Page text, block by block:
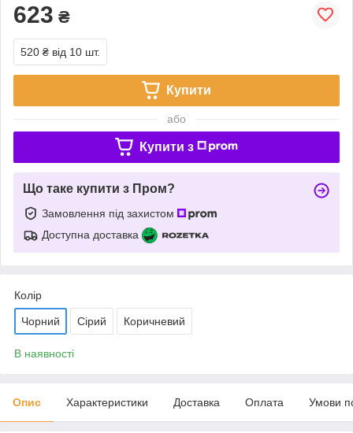
623 ₴
520 ₴ від 10 шт.
Купити
або
Купити з
Що таке купити з Пром?
Замовлення під захистом
Доступна доставка
Колір
Чорний Сірий Коричневий
В наявності
Опис Характеристики Доставка Оплата Умови